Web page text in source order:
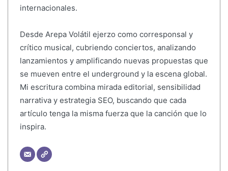
internacionales.
Desde Arepa Volátil ejerzo como corresponsal y
crítico musical, cubriendo conciertos, analizando
lanzamientos y amplificando nuevas propuestas que
se mueven entre el underground y la escena global.
Mi escritura combina mirada editorial, sensibilidad
narrativa y estrategia SEO, buscando que cada
artículo tenga la misma fuerza que la canción que lo
inspira.